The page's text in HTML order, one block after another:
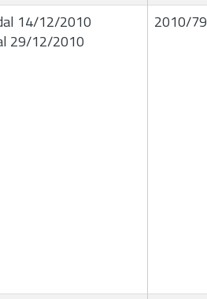
14/12/2010
29/12/2010
2010/79